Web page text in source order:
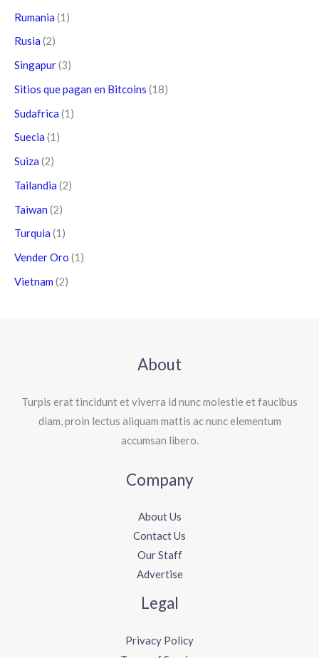
Rumania (1)
Rusia (2)
Singapur(3)
Sitios que pagan en Bitcoins (18)
Sudafrica (1)
Suecia (1)
Suiza (2)
Tailandia (2)
Taiwan (2)
Turquia (1)
Vender Oro (1)
Vietnam (2)
About
Turpis erat tincidunt et viverra id nunc molestie et faucibus
diam, proin lectus aliquam mattis ac nunc elementum
accumsan libero.
Company
About Us
Contact Us
Our Staff
Advertise
Legal
Privacy Policy